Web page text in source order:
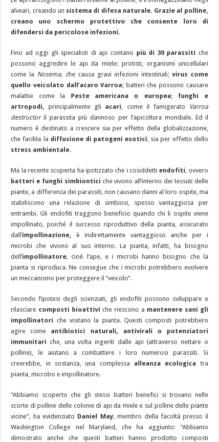
alveari, creando un sistema di difesa naturale. Grazie al polline,
creano uno schermo protettivo che consente loro di
difendersi da pericolose infezioni.
Fino ad oggi gli specialisti di api contano più di 30 parassiti che
possono aggredire le api da miele: protisti, organismi unicellulari
come la Nosema, che causa gravi infezioni intestinali;virus come
quello veicolato dall’acaro Varroa; batteri che possono causare
malattie come la Peste americana o europea; funghi e
artropodi,principalmente gli acari , come il famigerato
Varroa
destructoril parassita più dannoso per l’apicoltura mondiale. Ed il
numero è destinato a crescere sia per effetto della globalizzazione,
che facilita la diffusione di patogeni esotici , sia per effetto dello
stress ambientale.
Ma la recente scoperta ha ipotizzato che i cosiddetti endofiti , ovvero
batteri e funghi simbiontici che vivono all’interno dei tessuti delle
piante, a differenza dei parassiti, non causano danni al loro ospite, ma
stabiliscono
una relazione di simbiosi, spesso vantaggiosa per
entrambi. Gli endofiti traggono beneficio quando chi li ospite viene
impollinato, poiché il successo riproduttivo della pianta, assicurato
dall’impollinazione,
è indirettamente vantaggioso anche per i
microbi che vivono al suo interno. La pianta, infatti, ha bisogno
dell’impollinatore , cioè l’ape, e i microbi hanno bisogno che la
pianta si riproduca. Ne consegue che i microbi potrebbero evolvere
un meccanismo per proteggere il “veicolo”.
Secondo l’ipotesi degli scienziati, gli endofiti possono sviluppare e
rilasciare composti bioattivi che riescono a mantenere sani gli
impollinatori che visitano la pianta. Questi composti potrebbero
agire come antibiotici naturali, antivirali o potenziatori
immunitari che, una volta ingeriti dalle api (attraverso nettare o
polline), le aiutano a combattere i loro numerosi parassiti. Si
creerebbe, in sostanza, una complessa alleanza ecologica tra
pianta, microbo e impollinatore.
“Abbiamo scoperto che gli stessi batteri benefici si trovano nelle
scorte di polline delle colonie di api da miele e sul polline delle piante
vicine”, ha evidenziato Daniel May, membro della facoltà presso il
Washington College nel Maryland, che ha aggiunto: “Abbiamo
dimostrato anche che questi batteri hanno prodotto composti